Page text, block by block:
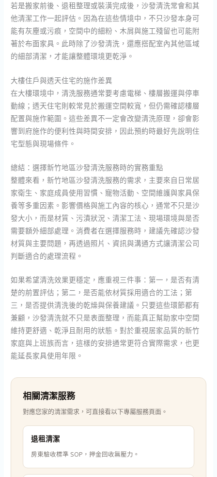
若是搬家前後、退租整理或裝潢完成後，沙發清洗常會和其
他清潔工作一起評估。因為在這些情境中，不只沙發本身可
能有灰塵或污痕，空間中的細粉、木屑與施工殘留也可能附
著於布面家具。此時除了沙發清洗，還應搭配室內其他區域
的細部清潔，才能讓整體環境更乾淨。
大樓住戶與透天住宅的施作差異
在大樓環境中，清洗服務通常要考慮電梯、樓層搬運與停車
動線；透天住宅則較常見於搬運空間較寬，但仍需確認樓層
配置與施作範圍。這些差異不一定會改變清洗原理，卻會影
響到府施作的便利性與時間安排，因此預約時最好先說明住
宅型態與現場條件。
總結：選擇新竹地區沙發清洗服務時的實務重點
整體來看，新竹地區沙發清洗服務的需求，主要來自日常居
家衛生、家庭成員使用習慣、寵物活動、空間維護與家具保
養等多重因素。影響價格與施工內容的核心，通常不只是沙
發大小，而是材質、污漬狀況、清潔工法、現場環境與是否
需要額外細部處理。消費者在選擇服務時，建議先確認沙發
材質與主要問題，再透過照片、資訊與溝通方式讓清潔公司
判斷適合的處理流程。
如果希望清洗效果更穩定，應重視三件事：第一，是否有清
楚的前置評估；第二，是否能依材質採用適合的工法；第
三，是否提供清洗後的乾燥與保養建議。只要這些環節都有
兼顧，沙發清洗就不只是表面整理，而能真正幫助家中空間
維持更舒適、乾淨且耐用的狀態。對於重視居家品質的新竹
家庭與上班族而言，這樣的安排通常更符合實際需求，也更
能延長家具使用年限。
相關清潔服務
對應您家的清潔需求，可直接看以下專屬服務頁面。
退租清潔
房東驗收標準 SOP，押金回收無壓力。